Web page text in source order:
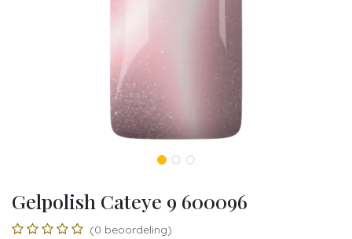
Gelpolish Cateye 9 600096
(0 beoordeling)